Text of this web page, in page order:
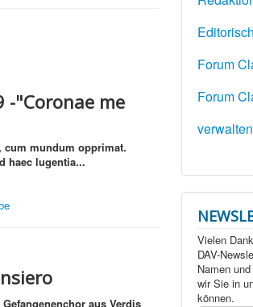
-"Coronae me
cum mundum opprimat.
haec lugentia...
aus Verdis
Forum
Forum
verwalten
Vielen
DAV-
Namen
wir Sie in
können.